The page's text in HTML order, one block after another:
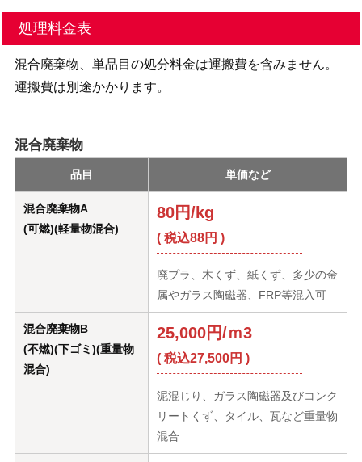
処理料金表
混合廃棄物、単品目の処分料金は運搬費を含みません。
運搬費は別途かかります。
混合廃棄物
品目 単価など
混合廃棄物A
(可燃)(軽量物混合)
80円/kg
( 税込88円 )
廃プラ、木くず、紙くず、多少の金
属やガラス陶磁器、FRP等混入可
混合廃棄物B
(不燃)(下ゴミ)(重量物
混合)
25,000円/ｍ3
( 税込27,500円 )
泥混じり、ガラス陶磁器及びコンク
リートくず、タイル、瓦など重量物
混合